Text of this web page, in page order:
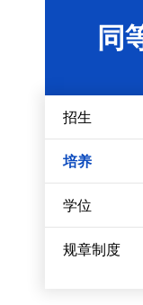
同
招生
培养
学位
规章制度